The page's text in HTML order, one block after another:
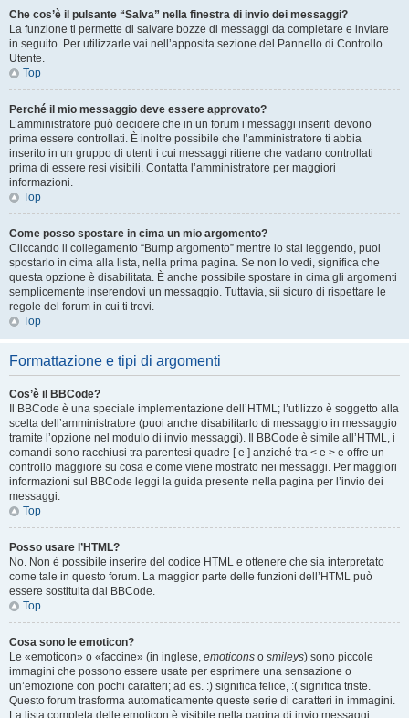
Che cos’è il pulsante “Salva” nella finestra di invio dei messaggi?
La funzione ti permette di salvare bozze di messaggi da completare e inviare
in seguito. Per utilizzarle vai nell’apposita sezione del Pannello di Controllo
Utente.
Top
Perché il mio messaggio deve essere approvato?
L’amministratore può decidere che in un forum i messaggi inseriti devono
prima essere controllati. È inoltre possibile che l’amministratore ti abbia
inserito in un gruppo di utenti i cui messaggi ritiene che vadano controllati
prima di essere resi visibili. Contatta l’amministratore per maggiori
informazioni.
Top
Come posso spostare in cima un mio argomento?
Cliccando il collegamento “Bump argomento” mentre lo stai leggendo, puoi
spostarlo in cima alla lista, nella prima pagina. Se non lo vedi, significa che
questa opzione è disabilitata. È anche possibile spostare in cima gli argomenti
semplicemente inserendovi un messaggio. Tuttavia, sii sicuro di rispettare le
regole del forum in cui ti trovi.
Top
Formattazione e tipi di argomenti
Cos’è il BBCode?
Il BBCode è una speciale implementazione dell’HTML; l’utilizzo è soggetto alla
scelta dell’amministratore (puoi anche disabilitarlo di messaggio in messaggio
tramite l’opzione nel modulo di invio messaggi). Il BBCode è simile all’HTML, i
comandi sono racchiusi tra parentesi quadre [ e ] anziché tra < e > e offre un
controllo maggiore su cosa e come viene mostrato nei messaggi. Per maggiori
informazioni sul BBCode leggi la guida presente nella pagina per l’invio dei
messaggi.
Top
Posso usare l’HTML?
No. Non è possibile inserire del codice HTML e ottenere che sia interpretato
come tale in questo forum. La maggior parte delle funzioni dell’HTML può
essere sostituita dal BBCode.
Top
Cosa sono le emoticon?
Le «emoticon» o «faccine» (in inglese, emoticons o smileys) sono piccole
immagini che possono essere usate per esprimere una sensazione o
un’emozione con pochi caratteri; ad es. :) significa felice, :( significa triste.
Questo forum trasforma automaticamente queste serie di caratteri in immagini.
La lista completa delle emoticon è visibile nella pagina di invio messaggi.